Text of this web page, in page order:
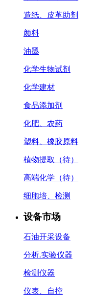
造纸、皮革助剂
颜料
油墨
化学生物试剂
化学建材
食品添加剂
化肥、农药
塑料、橡胶原料
植物提取（待）
高端化学（待）
细胞培、检测
设备市场
石油开采设备
分析.实验仪器
检测仪器
仪表、自控